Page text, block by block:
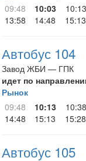
09:48
10:03 10:13
13:58
14:48 15:13
Автобус 104
Завод ЖБИ — ГПК
идет по
Рынок
09:48
10:13 10:38
14:48
15:13 15:28
Автобус 105